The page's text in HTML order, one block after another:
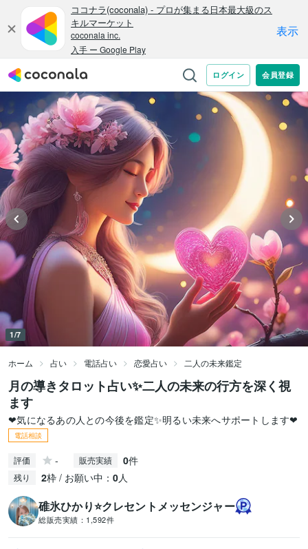
1/7
ホーム 占い 電話占い 恋愛占い 二人の未来鑑定
月の導きタロット占い✨二人の未来の行方を深く視
ます
❤気になるあの人との今後を鑑定✨明るい未来へサポートします❤
電話相談
評価 - 販売実績 0件
残り 2枠 / お願い中： 0人
碓氷ひかり⭐️クレセントメッセンジャー
総販売実績： 1,592件